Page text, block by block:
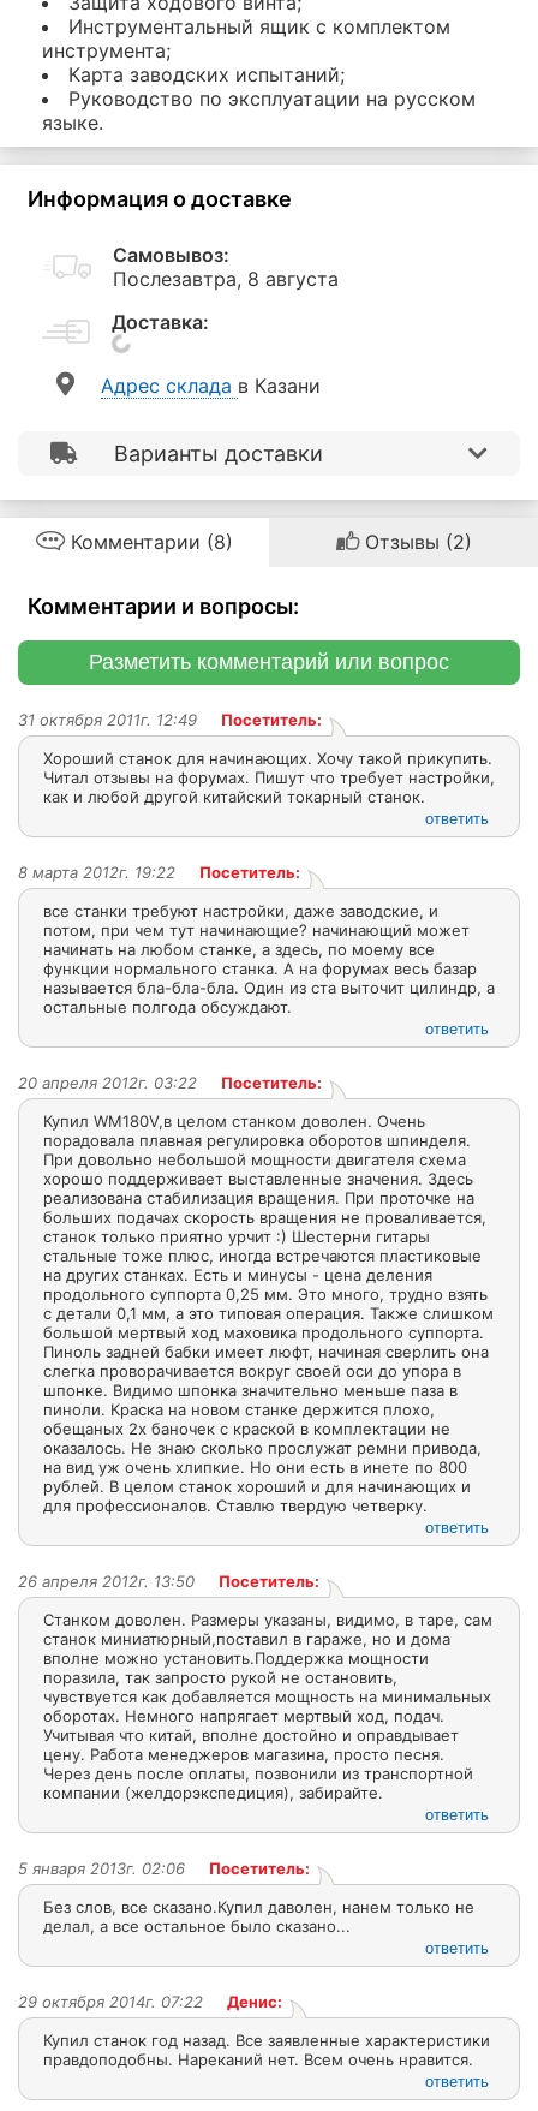
Инструментальный ящик с комплектом
инструмента;
Карта заводских испытаний;
Руководство по эксплуатации на русском
языке.
Информация о доставке
Самовывоз:
Послезавтра, 8 августа
Доставка:
Aдрес склада в Казани
Варианты доставки
Комментарии (8) Отзывы (2)
Комментарии и вопросы:
Разметить комментарий или вопрос
31 октября 2011г. 12:49
Посетитель:
Хороший станок для начинающих. Хочу такой прикупить.
Читал отзывы на форумах. Пишут что требует настройки,
как и любой другой китайский токарный станок.
ответить
8 марта 2012г. 19:22
Посетитель:
все станки требуют настройки, даже заводские, и
потом, при чем тут начинающие? начинающий может
начинать на любом станке, а здесь, по моему все
функции нормального станка. А на форумах весь базар
называется бла-бла-бла. Один из ста выточит цилиндр, а
остальные полгода обсуждают.
ответить
20 апреля 2012г. 03:22
Посетитель:
Купил WM180V,в целом станком доволен. Очень
порадовала плавная регулировка оборотов шпинделя.
При довольно небольшой мощности двигателя схема
хорошо поддерживает выставленные значения. Здесь
реализована стабилизация вращения. При проточке на
больших подачах скорость вращения не проваливается,
станок только приятно урчит :) Шестерни гитары
стальные тоже плюс, иногда встречаются пластиковые
на других станках. Есть и минусы - цена деления
продольного суппорта 0,25 мм. Это много, трудно взять
с детали 0,1 мм, а это типовая операция. Также слишком
большой мертвый ход маховика продольного суппорта.
Пиноль задней бабки имеет люфт, начиная сверлить она
слегка проворачивается вокруг своей оси до упора в
шпонке. Видимо шпонка значительно меньше паза в
пиноли. Краска на новом станке держится плохо,
обещаных 2х баночек с краской в комплектации не
оказалось. Не знаю сколько прослужат ремни привода,
на вид уж очень хлипкие. Но они есть в инете по 800
рублей. В целом станок хороший и для начинающих и
для профессионалов. Ставлю твердую четверку.
ответить
26 апреля 2012г. 13:50
Посетитель:
Станком доволен. Размеры указаны, видимо, в таре, сам
станок миниатюрный,поставил в гараже, но и дома
вполне можно установить.Поддержка мощности
поразила, так запросто рукой не остановить,
чувствуется как добавляется мощность на минимальных
оборотах. Немного напрягает мертвый ход, подач.
Учитывая что китай, вполне достойно и оправдывает
цену. Работа менеджеров магазина, просто песня.
Через день после оплаты, позвонили из транспортной
компании (желдорэкспедиция), забирайте.
ответить
5 января 2013г. 02:06
Посетитель:
Без слов, все сказано.Купил даволен, нанем только не
делал, а все остальное было сказано...
ответить
29 октября 2014г. 07:22
Денис:
Купил станок год назад. Все заявленные характеристики
правдоподобны. Нареканий нет. Всем очень нравится.
ответить